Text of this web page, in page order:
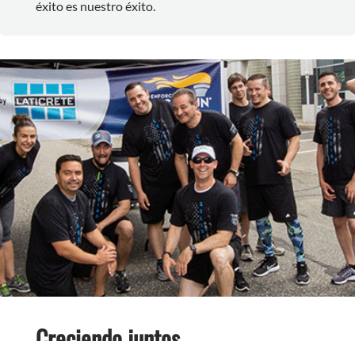
éxito es nuestro éxito.